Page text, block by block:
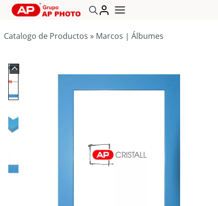
Saltar
Catalogo de Productos » Marcos | Álbumes